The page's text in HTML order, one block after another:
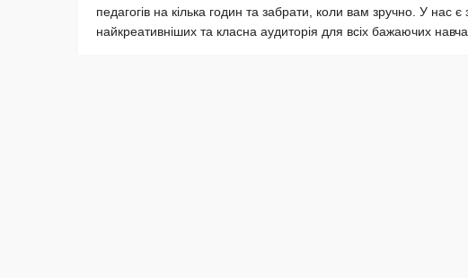
педагогів на кілька годин та забрати, коли вам зручно. У
найкреативніших та класна аудиторія для всіх бажаючих